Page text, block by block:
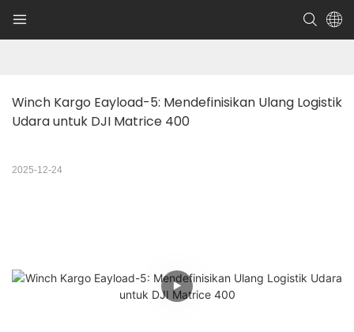
Winch Kargo Eayload-5: Mendefinisikan Ulang Logistik
Udara untuk DJI Matrice 400
2025-12-24